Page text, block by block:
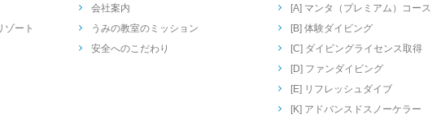
ゾート
会社案内
うみの教室のミッション
安全へのこだわり
[A] マンタ（プレミアム）コース
[B] 体験ダイビング
[C] ダイビングライセンス取得
[D] ファンダイビング
[E] リフレッシュダイブ
[K] アドバンスドスノーケラー